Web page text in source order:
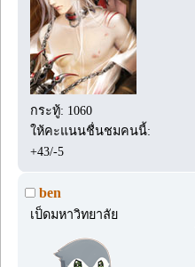
กระทู้: 1060
ให้คะแนนชื่นชมคนนี้:
+43/-5
ben
เป็ดมหาวิทยาลัย